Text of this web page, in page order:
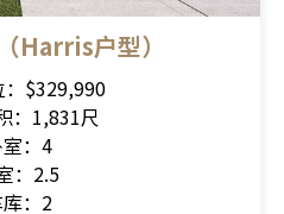
Harris户型）
：$329,990
：1,831尺
：4
：2.5
：2